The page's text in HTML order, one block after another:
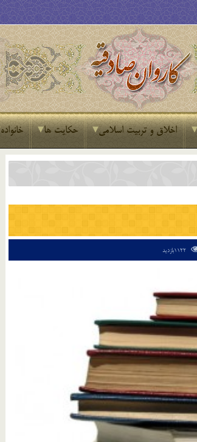
اخلاق و تربیت اسلامی حکایت ها خانواده